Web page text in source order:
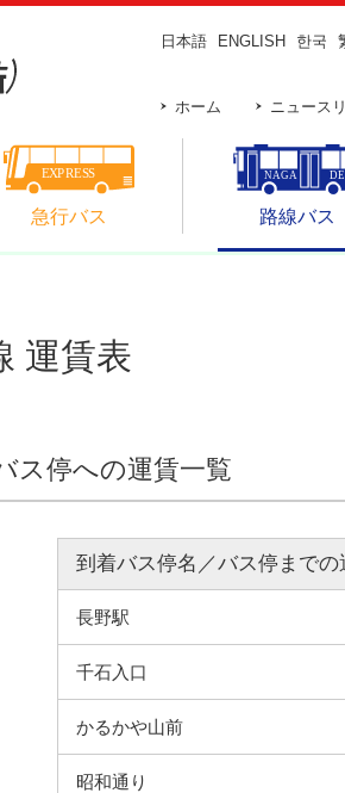
日本語 ENGLISH 한국
ホーム ニュース
急行バス 路線バス
運賃表
ス停への運賃一覧
到着バス停名／バス停までの
長野駅
千石入口
かるかや山前
昭和通り